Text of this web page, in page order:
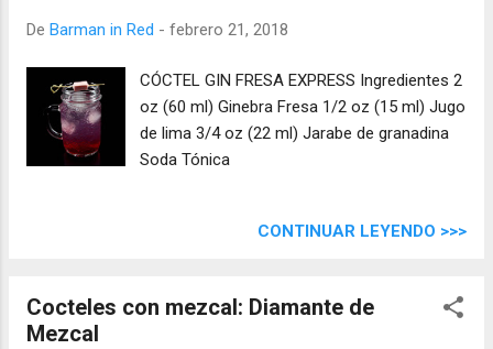
De Barman in Red - febrero 21, 2018
CÓCTEL GIN FRESA EXPRESS Ingredientes 2
oz (60 ml) Ginebra Fresa 1/2 oz (15 ml) Jugo
de lima 3/4 oz (22 ml) Jarabe de granadina
Soda Tónica
CONTINUAR LEYENDO >>>
Cocteles con mezcal: Diamante de
Mezcal